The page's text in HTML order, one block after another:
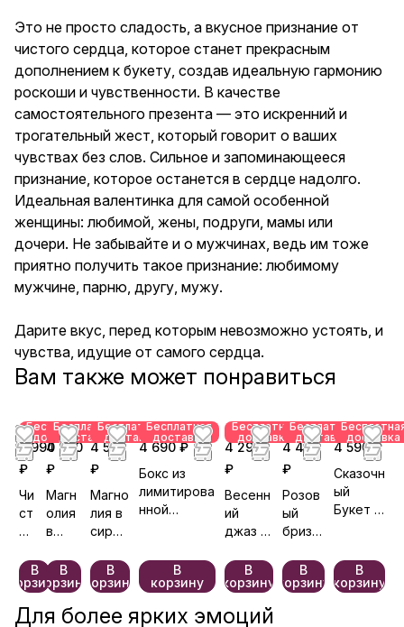
признание, которое останется
в сердце надолго. Идеальная
валентинка для самой
особенной женщины: любимой,
жены, подруги, мамы или
дочери. Не забывайте и о
мужчинах, ведь им тоже
приятно получить такое
признание: любимому
мужчине, парню, другу, мужу.
Дарите вкус, перед которым
невозможно устоять, и
чувства, идущие от самого
сердца.
Это не просто сладость, а вкусное признание от
чистого сердца, которое станет прекрасным
дополнением к букету, создав идеальную гармонию
роскоши и чувственности. В качестве
самостоятельного презента — это искренний и
трогательный жест, который говорит о ваших
чувствах без слов. Сильное и запоминающееся
признание, которое останется в сердце надолго.
Идеальная валентинка для самой особенной
женщины: любимой, жены, подруги, мамы или
дочери. Не забывайте и о мужчинах, ведь им тоже
приятно получить такое признание: любимому
мужчине, парню, другу, мужу.
Дарите вкус, перед которым невозможно устоять, и
чувства, идущие от самого сердца.
Вам также может понравиться
Бесплатная
доставка
9 990
₽
Чи
ст
ое
рд
це
В
корзину
Бесплатная
доставка
4 990
₽
Магн
олия
в
вом
бокс
В
корзину
Бесплатная
доставка
4 590
₽
Магно
лия в
сирен
боксе
В
корзину
Бесплатная
доставка
4 690 ₽
Бокс из
лимитирова
нной
сердце
В
корзину
Бесплатная
доставка
4 290
₽
Весенн
ий
джаз в
вом
боксе
В
корзину
Бесплатная
доставка
4 490
₽
Розов
ый
бриз в
ом
боксе
В
корзину
доставка
4 590 ₽
Сказочн
ый
Букет в
боксе
В
корзину
Для более ярких эмоций